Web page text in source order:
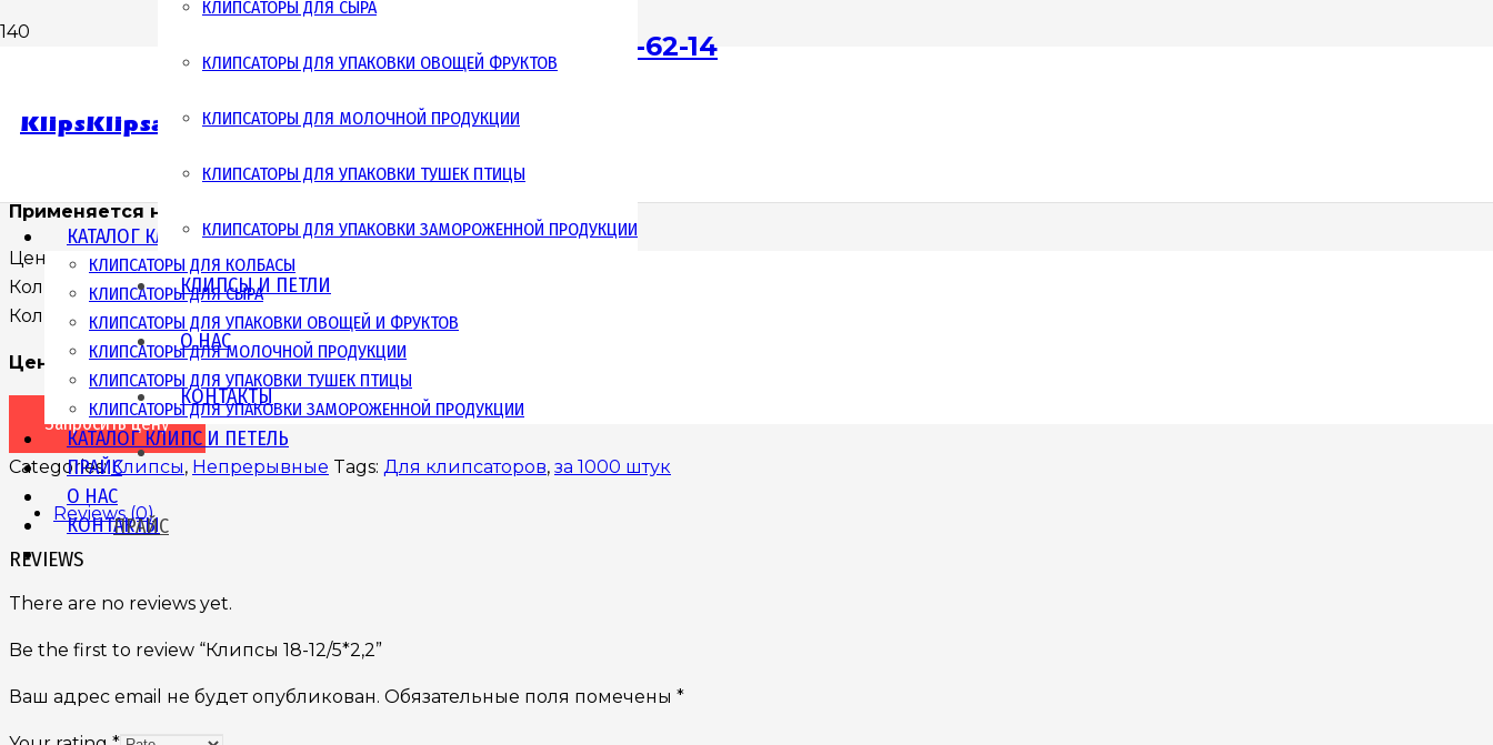
KlipsKlipsator
+7 (987) 228-62-14
КЛИПСАТОРЫ ДЛЯ СЫРА
КЛИПСАТОРЫ ДЛЯ УПАКОВКИ ОВОЩЕЙ ФРУКТОВ
КЛИПСАТОРЫ ДЛЯ МОЛОЧНОЙ ПРОДУКЦИИ
КЛИПСАТОРЫ ДЛЯ УПАКОВКИ ТУШЕК ПТИЦЫ
КЛИПСАТОРЫ ДЛЯ УПАКОВКИ ЗАМОРОЖЕННОЙ ПРОДУКЦИИ
КЛИПСЫ И ПЕТЛИ
О НАС
КОНТАКТЫ
ПРАЙС
КАТАЛОГ КЛИПСАТОРОВ
КЛИПСАТОРЫ ДЛЯ КОЛБАСЫ
КЛИПСАТОРЫ ДЛЯ СЫРА
КЛИПСАТОРЫ ДЛЯ УПАКОВКИ ОВОЩЕЙ И ФРУКТОВ
КЛИПСАТОРЫ ДЛЯ МОЛОЧНОЙ ПРОДУКЦИИ
КЛИПСАТОРЫ ДЛЯ УПАКОВКИ ТУШЕК ПТИЦЫ
КЛИПСАТОРЫ ДЛЯ УПАКОВКИ ЗАМОРОЖЕННОЙ ПРОДУКЦИИ
КАТАЛОГ КЛИПС И ПЕТЕЛЬ
ПРАЙС
О НАС
КОНТАКТЫ
Непрерывные/ Клипсы 18-12/5*2,2
КЛИПСЫ 18-12/5*2,2
Применяется на:
Цена указана за 1000 штук
Количество клипс в кассете (шт): 2 800
Количество клипс в коробке (шт): 28 000
Цена : по запросу
Запросить цену
Categories:Клипсы, Непрерывные Tags: Для клипсаторов, за 1000 штук
Reviews (0)
REVIEWS
There are no reviews yet.
Be the first to review “Клипсы 18-12/5*2,2”
Ваш адрес email не будет опубликован. Обязательные поля помечены *